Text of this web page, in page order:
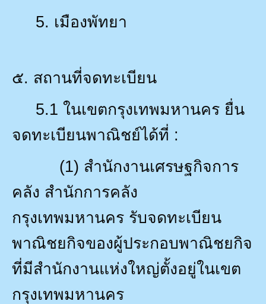
5. เมืองพัทยา
๕. สถานที่จดทะเบียน
5.1 ในเขตกรุงเทพมหานคร ยื่น
จดทะเบียนพาณิชย์ได้ที่ :
(1) สำนักงานเศรษฐกิจการ
คลัง สำนักการคลัง
กรุงเทพมหานคร รับจดทะเบียน
พาณิชยกิจของผู้ประกอบพาณิชยกิจ
ที่มีสำนักงานแห่งใหญ่ตั้งอยู่ในเขต
กรุงเทพมหานคร